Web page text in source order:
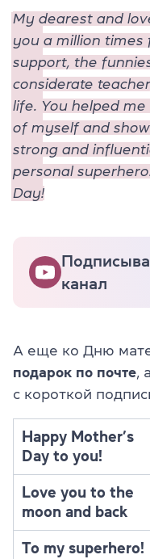
My dearest and
you a million
support, the
considerate
life. You helped
of myself and
strong and
personal
Day!
канал
А еще ко Дню
подарок по почте,
с короткой
Happy Mother’s
Day to you!
Love you to the
moon and back
To my superhero!